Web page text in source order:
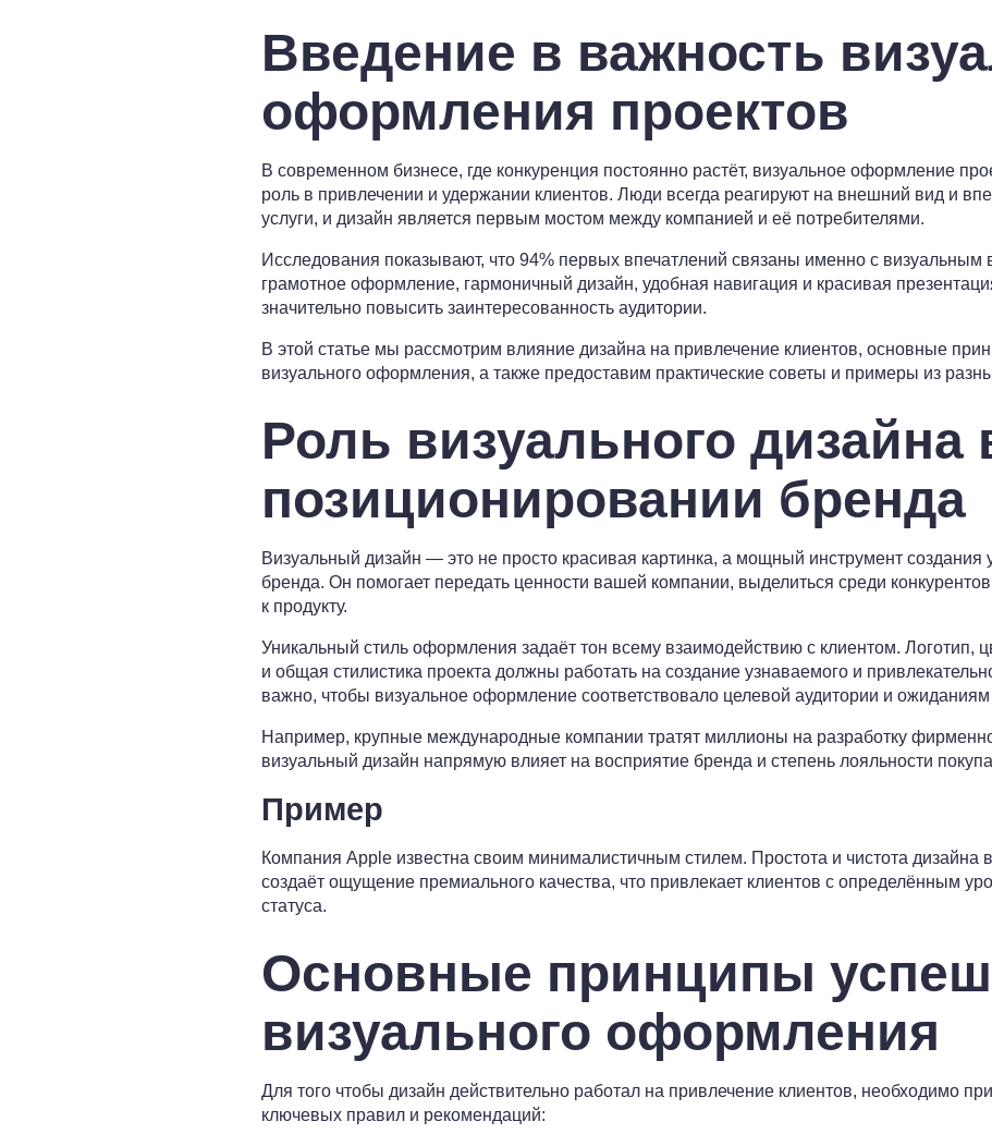
Введение в важность
оформления проектов
В современном бизнесе, где конкуренция постоянно растёт, визуальное оформление
роль в привлечении и удержании клиентов. Люди всегда реагируют на внешний вид и
услуги, и дизайн является первым мостом между компанией и её потребителями.
Исследования показывают, что 94% первых впечатлений связаны именно с визуальным
грамотное оформление, гармоничный дизайн, удобная навигация и красивая
значительно повысить заинтересованность аудитории.
В этой статье мы рассмотрим влияние дизайна на привлечение клиентов, основные
визуального оформления, а также предоставим практические советы и примеры из
Роль визуального дизайна
позиционировании бренда
Визуальный дизайн — это не просто красивая картинка, а мощный инструмент создания
бренда. Он помогает передать ценности вашей компании, выделиться среди
к продукту.
Уникальный стиль оформления задаёт тон всему взаимодействию с клиентом. Логотип,
и общая стилистика проекта должны работать на создание узнаваемого и
важно, чтобы визуальное оформление соответствовало целевой аудитории и ожиданиям
Например, крупные международные компании тратят миллионы на разработку
визуальный дизайн напрямую влияет на восприятие бренда и степень лояльности
Пример
Компания Apple известна своим минималистичным стилем. Простота и чистота дизайна
создаёт ощущение премиального качества, что привлекает клиентов с определённым
статуса.
Основные принципы
визуального оформления
Для того чтобы дизайн действительно работал на привлечение клиентов, необходимо
ключевых правил и рекомендаций: